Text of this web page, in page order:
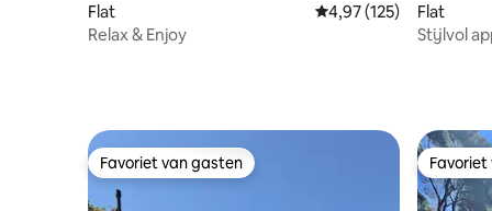
Flat Gemiddelde
4,97 (125)
Relax & Enjoy
Flat
Stijlvol
Favoriet van gasten
Favoriet van gasten